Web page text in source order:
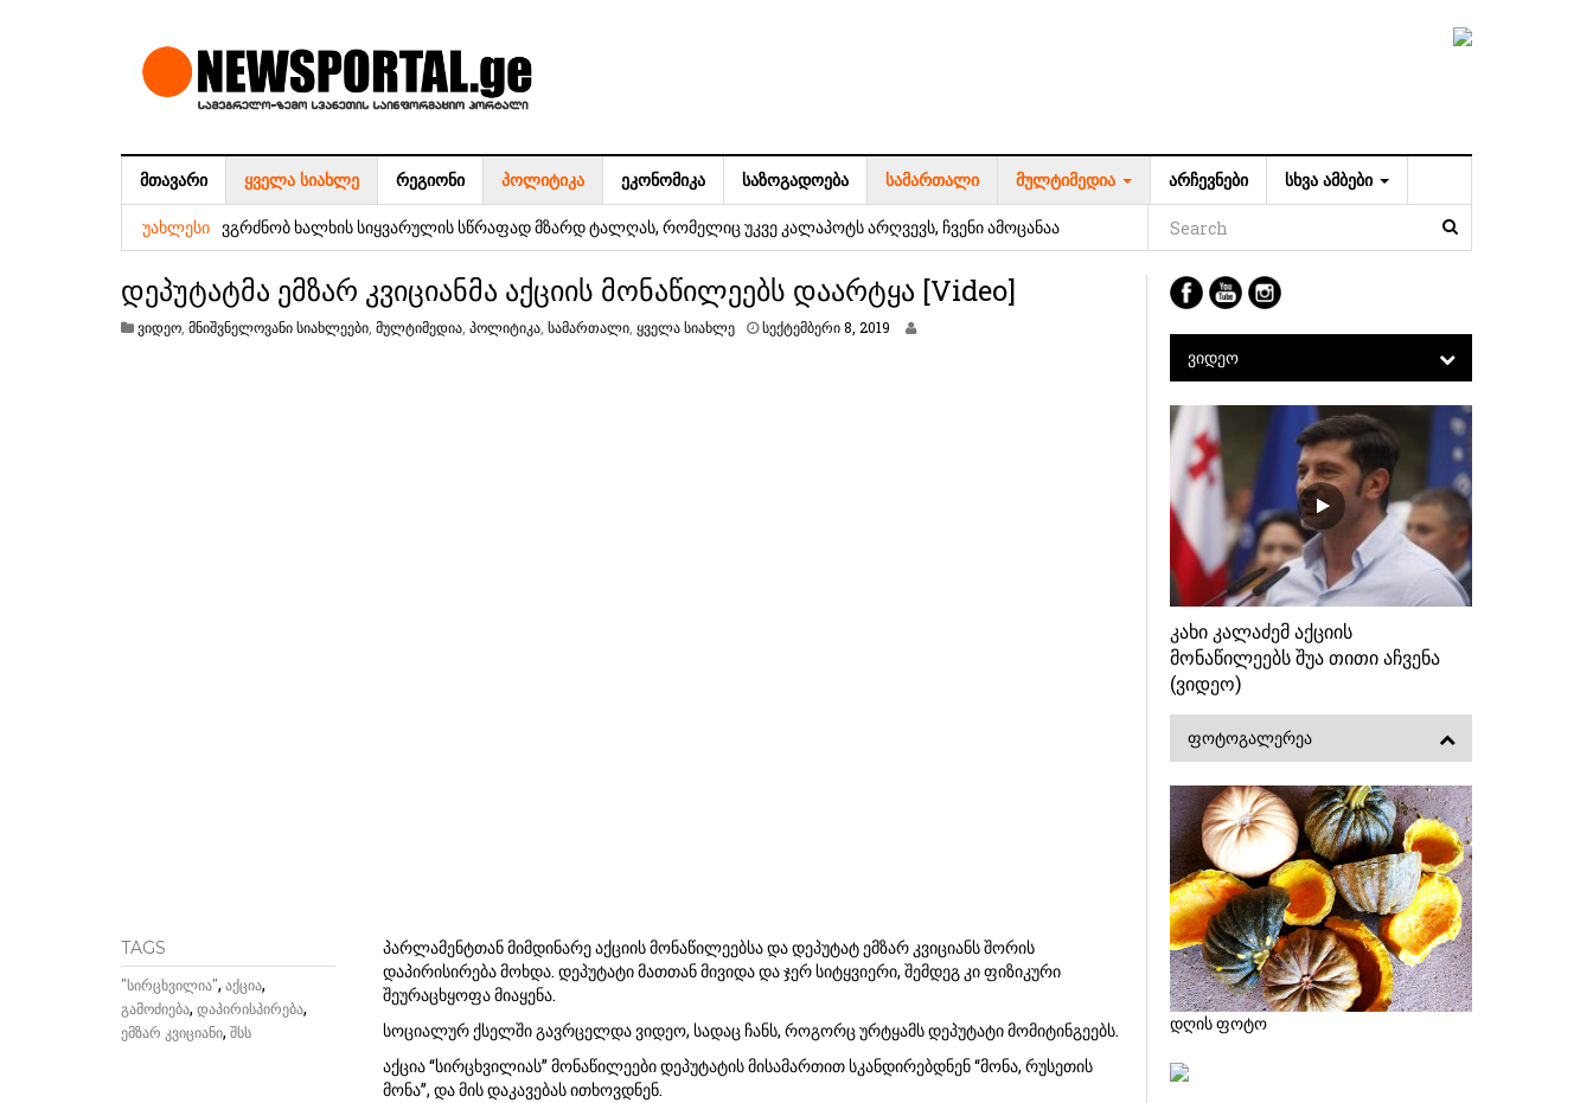
ᲛᲗᲐᲕᲐᲠᲘ ᲧᲕᲔᲚᲐ ᲡᲘᲐᲮᲚᲔ ᲠᲔᲒᲘᲝᲜᲘ ᲞᲝᲚᲘᲢᲘᲙᲐ ᲔᲙᲝᲜᲝᲛᲘᲙᲐ ᲡᲐᲖᲝᲒᲐᲓᲝᲔᲑᲐ ᲡᲐᲛᲐᲠᲗᲐᲚᲘ ᲛᲣᲚᲢᲘᲛᲔᲓᲘᲐ ᲐᲠᲩᲔᲕᲜᲔᲑᲘ ᲡᲮᲕᲐ ᲐᲛᲑᲔᲑᲘ
ᲣᲐᲮᲚᲔᲡᲘ
7 აგვისტოს სამეგრელოში აბონენტების ნაწილს ელექტროენერგია შეეზღუდება
ვგრძნობ ხალხის სიყვარულის სწრაფად მზარდ ტალღას, რომელიც უკვე კალაპოტს არღვევს, ჩვენი ამოცანაა
„ნაციონალური მოძრაობის“ დროებითი მმართველი საბჭოს თავმჯდომარე ირაკლი ფავლენიშვილი იქნება,
დეპუტატმა ემზარ კვიციანმა აქციის მონაწილეებს დაარტყა [Video]
ვიდეო მნიშვნელოვანი სიახლეები მულტიმედია პოლიტიკა სამართალი ყველა სიახლე სექტემბერი 8, 2019
პარლამენტთან მიმდინარე აქციის მონაწილეებსა და დეპუტატ ემზარ კვიციანს შორის
დაპირისირება მოხდა. დეპუტატი მათთან მივიდა და ჯერ სიტყვიერი, შემდეგ კი ფიზიკური
შეურაცხყოფა მიაყენა.
სოციალურ ქსელში გავრცელდა ვიდეო, სადაც ჩანს, როგორც ურტყამს დეპუტატი მომიტინგეებს.
აქცია “სირცხვილიას” მონაწილეები დეპუტატის მისამართით სკანდირებდნენ “მონა, რუსეთის
მონა”, და მის დაკავებას ითხოვდნენ.
TAGS
"სირცხვილია", აქცია,
გამოძიება, დაპირისპირება,
ემზარ კვიციანი, შსს
ᲕᲘᲓᲔᲝ
კახი კალაძემ აქციის
მონაწილეებს შუა თითი აჩვენა
(ვიდეო)
ᲤᲝᲢᲝᲒᲐᲚᲔᲠᲔᲐ
დღის ფოტო